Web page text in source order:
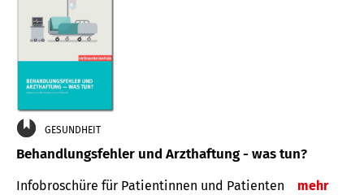
GESUNDHEIT
Behandlungsfehler und Arzthaftung - was tun?
Infobroschüre für Patientinnen und Patienten mehr